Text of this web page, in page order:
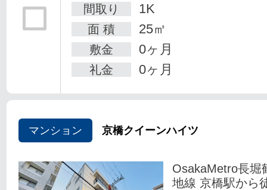
間取り
1K
面 積 25㎡
敷金 0ヶ月
礼金 0ヶ月
マンション 京橋クイーンハイツ
OsakaMetro長堀
地線 京橋駅から